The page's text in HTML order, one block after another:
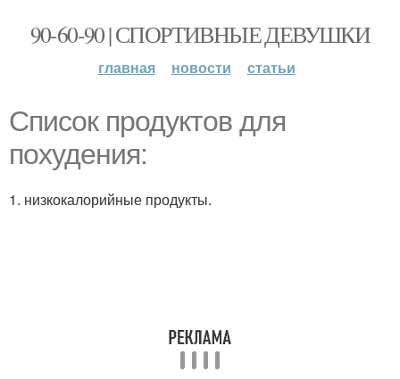
90-60-90 | СПОРТИВНЫЕ ДЕВУШКИ
главная новости статьи
Список продуктов для
похудения:
1. низкокалорийные продукты.